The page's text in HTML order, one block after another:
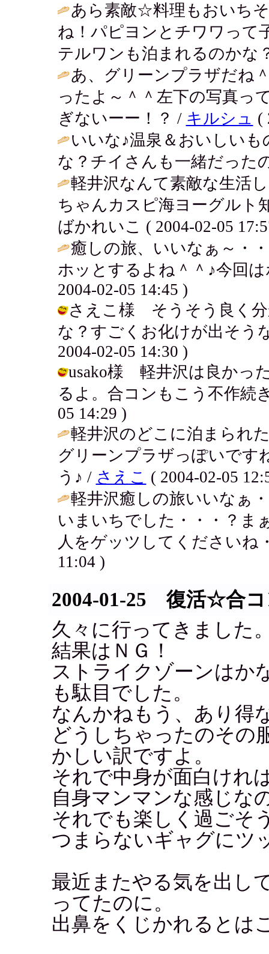
あら素敵☆料理もおいち
ね！パピヨンとチワワって
テルワンも泊まれるのかな
あ、グリーンプラザだね
ったよ～＾＾左下の写真っ
ぎないーー！？ / キルシュ (
いいな♪温泉＆おいしい
な？チイさんも一緒だった
軽井沢なんて素敵な生活
ちゃんカスピ海ヨーグルト
ばかれいこ ( 2004-02-05
癒しの旅、いいなぁ～・
ホッとするよね＾＾♪今回
2004-02-05 14:45 )
さえこ様 そうそう良く
な？すごくお化けが出そう
2004-02-05 14:30 )
usako様 軽井沢は良かっ
るよ。合コンもこう不作続
05 14:29 )
軽井沢のどこに泊まられ
グリーンプラザっぽいで
う♪ / さえこ ( 2004-02-05
軽井沢癒しの旅いいなぁ
いまいちでした・・・？ま
人をゲッツしてくださいね
11:04 )
2004-01-25 復活☆合コ
久々に行ってきました
結果はＮＧ！
ストライクゾーンはか
も駄目でした。
なんかねもう、あり得
どうしちゃったのその
かしい訳ですよ。
それで中身が面白けれ
自身マンマンな感じな
それでも楽しく過ごそ
つまらないギャグにツ
最近またやる気を出し
ってたのに。
出鼻をくじかれるとは